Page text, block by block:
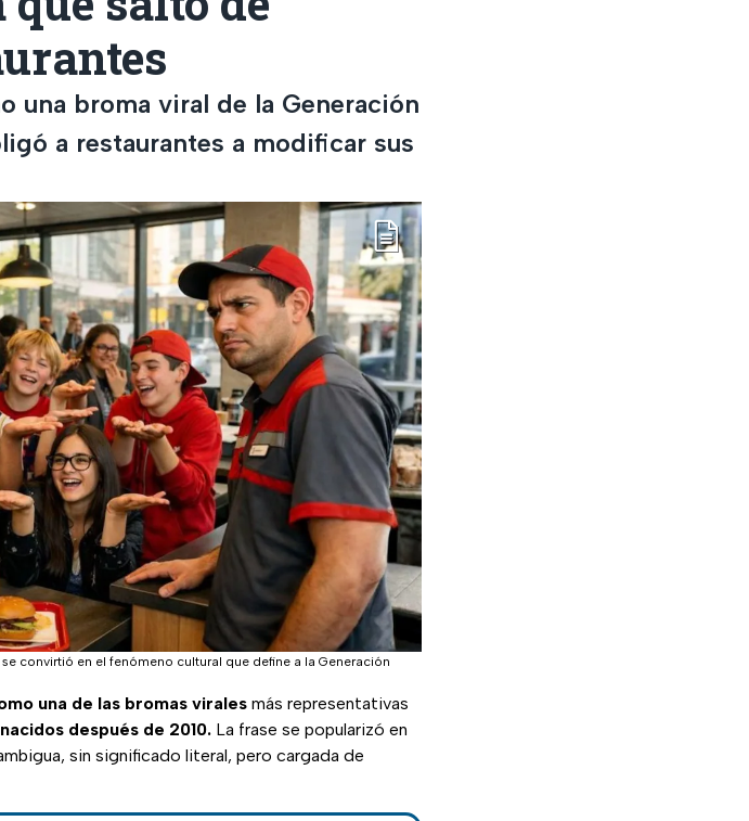
una broma viral de la Generación
a restaurantes a modificar sus
convirtió en el fenómeno cultural que define a la Generación
una de las bromas virales más representativas
después de 2010. La frase se popularizó en
sin significado literal, pero cargada de